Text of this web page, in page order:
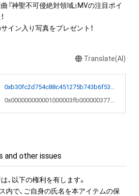
『神聖不可侵絶対領域』MVの注目ポイ
イン入り写真をプレゼント！
Translate(AI)
0xb30fc2d754c88c451275b743b6f530f19f643683
0x000000000001000003fb000000377a84
and other issues
以下の権利を有します。
内で、ご自身の氏名を本アイテムの保